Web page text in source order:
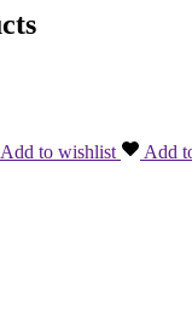
Add to wishlist Add